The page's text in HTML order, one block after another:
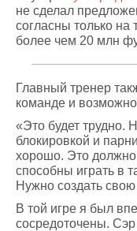
не сделал
согласны только
более чем 20 млн
Главный тренер
команде и
«Это будет трудно.
блокировкой и
хорошо. Это
способны играть в
Нужно создать
В той игре я был
сосредоточены. Сэр